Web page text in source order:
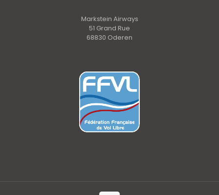
Markstein Airways
51 Grand Rue
68830 Oderen